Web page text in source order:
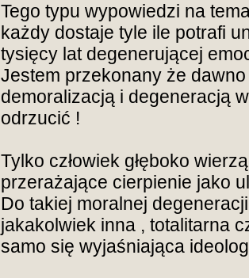
Tego typu wypowiedzi na
każdy dostaje tyle ile potrafi
tysięcy lat degenerującej
Jestem przekonany że
demoralizacją i degeneracją
odrzucić !
Tylko człowiek głęboko
przerażające cierpienie jako
Do takiej moralnej
jakakolwiek inna , totalitarna
samo się wyjaśniająca